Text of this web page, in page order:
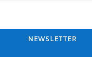
NEWSLETTER